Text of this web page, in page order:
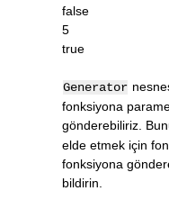
false
5
true
Generator
fonksiyona
gönderebiliriz.
elde etmek için
fonksiyona
bildirin.